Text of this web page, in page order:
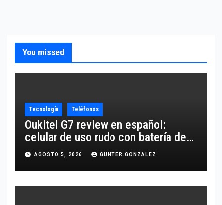
You missed
Tecnología Teléfonos
Oukitel G7 review en español:
celular de uso rudo con batería de
10,600 mAh
AGOSTO 5, 2026 GUNTER.GONZALEZ